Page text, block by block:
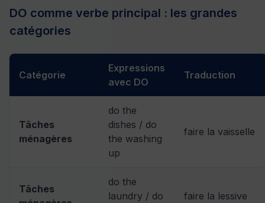
DO comme verbe principal : les grandes
catégories
Catégorie
Expressions
avec DO
Traduction
Tâches
ménagères
do the
dishes / do
the washing
up
faire la vaisselle
Tâches
do the
laundry / do
faire la lessive